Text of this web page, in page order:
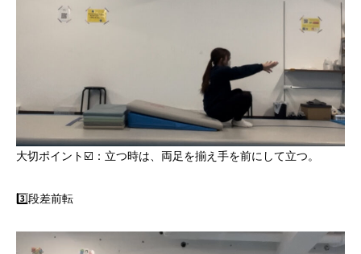
大切ポイント☑️：立つ時は、両足を揃え手を前にして立つ。
3️⃣段差前転